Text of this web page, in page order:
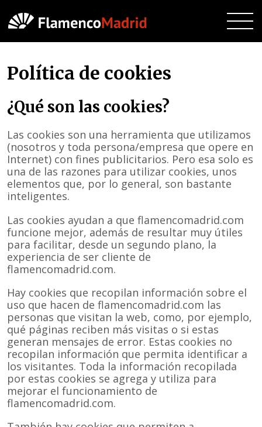
Política de cookies
¿Qué son las cookies?
Las cookies son una herramienta que utilizamos
(nosotros y toda persona/empresa que opere en
Internet) con fines publicitarios. Pero esa solo es
una de las razones para utilizar cookies, unos
elementos que, por lo general, son bastante
inteligentes.
Las cookies ayudan a que flamencomadrid.com
funcione mejor, además de resultar muy útiles
para facilitar, desde un segundo plano, la
experiencia de ser cliente de
flamencomadrid.com.
Hay cookies que recopilan información sobre el
uso que hacen de flamencomadrid.com las
personas que visitan la web, como, por ejemplo,
qué páginas reciben más visitas o si estas
generan mensajes de error. Estas cookies no
recopilan información que permita identificar a
los visitantes. Toda la información recopilada
por estas cookies se agrega y utiliza para
mejorar el funcionamiento de
flamencomadrid.com.